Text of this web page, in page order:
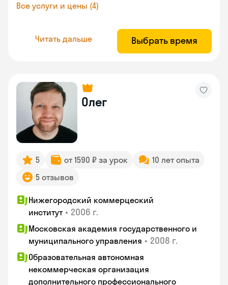
Все услуги и цены (4)
Читать дальше Выбрать время
Олег
5 от 1590 ₽ за урок
10 лет опыта
5 отзывов
Нижегородский коммерцеский
институт • 2006 г.
Московская академия государственного и
муниципального управления • 2008 г.
Образовательная автономная
некоммерческая организация
дополнительного профессионального